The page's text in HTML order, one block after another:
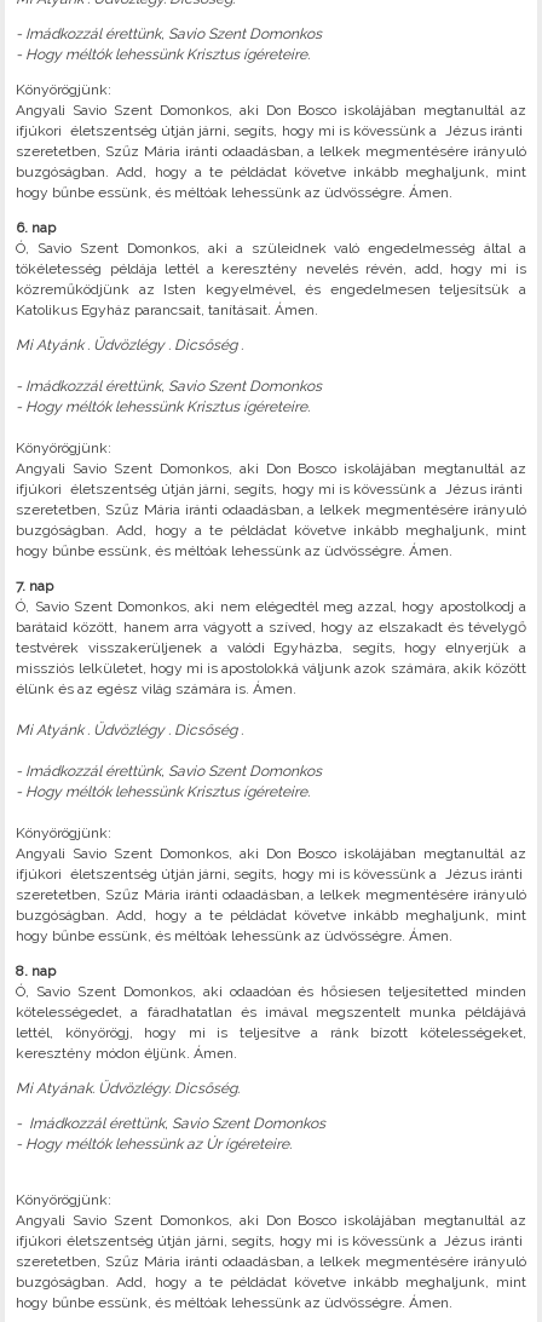
- Imádkozzál érettünk, Savio Szent Domonkos
- Hogy méltók lehessünk Krisztus ígéreteire.
Könyörögjünk:
Angyali Savio Szent Domonkos, aki Don Bosco iskolájában megtanultál az
ifjúkori életszentség útján járni, segíts, hogy mi is kövessünk a Jézus iránti
szeretetben, Szűz Mária iránti odaadásban, a lelkek megmentésére irányuló
buzgóságban. Add, hogy a te példádat követve inkább meghaljunk, mint
hogy bűnbe essünk, és méltóak lehessünk az üdvösségre. Ámen.
6. nap
Ó, Savio Szent Domonkos, aki a szüleidnek való engedelmesség által a
tökéletesség példája lettél a keresztény nevelés révén, add, hogy mi is
közreműködjünk az Isten kegyelmével, és engedelmesen teljesítsük a
Katolikus Egyház parancsait, tanításait. Ámen.
Mi Atyánk . Üdvözlégy . Dicsőség .
- Imádkozzál érettünk, Savio Szent Domonkos
- Hogy méltók lehessünk Krisztus ígéreteire.
Könyörögjünk:
Angyali Savio Szent Domonkos, aki Don Bosco iskolájában megtanultál az
ifjúkori életszentség útján járni, segíts, hogy mi is kövessünk a Jézus iránti
szeretetben, Szűz Mária iránti odaadásban, a lelkek megmentésére irányuló
buzgóságban. Add, hogy a te példádat követve inkább meghaljunk, mint
hogy bűnbe essünk, és méltóak lehessünk az üdvösségre. Ámen.
7. nap
Ó, Savio Szent Domonkos, aki nem elégedtél meg azzal, hogy apostolkodj a
barátaid között, hanem arra vágyott a szíved, hogy az elszakadt és tévelygő
testvérek visszakerüljenek a valódi Egyházba, segíts, hogy elnyerjük a
missziós lelkületet, hogy mi is apostolokká váljunk azok számára, akik között
élünk és az egész világ számára is. Ámen.
Mi Atyánk . Üdvözlégy . Dicsőség .
- Imádkozzál érettünk, Savio Szent Domonkos
- Hogy méltók lehessünk Krisztus ígéreteire.
Könyörögjünk:
Angyali Savio Szent Domonkos, aki Don Bosco iskolájában megtanultál az
ifjúkori életszentség útján járni, segíts, hogy mi is kövessünk a Jézus iránti
szeretetben, Szűz Mária iránti odaadásban, a lelkek megmentésére irányuló
buzgóságban. Add, hogy a te példádat követve inkább meghaljunk, mint
hogy bűnbe essünk, és méltóak lehessünk az üdvösségre. Ámen.
8. nap
Ó, Savio Szent Domonkos, aki odaadóan és hősiesen teljesítetted minden
kötelességedet, a fáradhatatlan és imával megszentelt munka példájává
lettél, könyörögj, hogy mi is teljesítve a ránk bízott kötelességeket,
keresztény módon éljünk. Ámen.
Mi Atyának. Üdvözlégy. Dicsőség.
- Imádkozzál érettünk, Savio Szent Domonkos
- Hogy méltók lehessünk az Úr ígéreteire.
Könyörögjünk:
Angyali Savio Szent Domonkos, aki Don Bosco iskolájában megtanultál az
ifjúkori életszentség útján járni, segíts, hogy mi is kövessünk a Jézus iránti
szeretetben, Szűz Mária iránti odaadásban, a lelkek megmentésére irányuló
buzgóságban. Add, hogy a te példádat követve inkább meghaljunk, mint
hogy bűnbe essünk, és méltóak lehessünk az üdvösségre. Ámen.